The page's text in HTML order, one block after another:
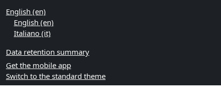
English ‎(en)‎
English ‎(en)‎
Italiano ‎(it)‎
Data retention summary
Get the mobile app
Switch to the standard theme